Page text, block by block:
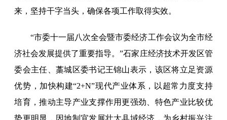
来，坚持干字当头，确保各项工作取得实效。
“市委十一届八次全会暨市委经济工作会议为全市经
济社会发展提供了重要指导。”石家庄经济技术开发区管
委会主任、藁城区委书记王锦山表示，该区将立足资源
优势，加快构建“2+N”现代产业体系，以超常力度支持
培育，推动主导产业支撑作用更强劲、特色产业比较优